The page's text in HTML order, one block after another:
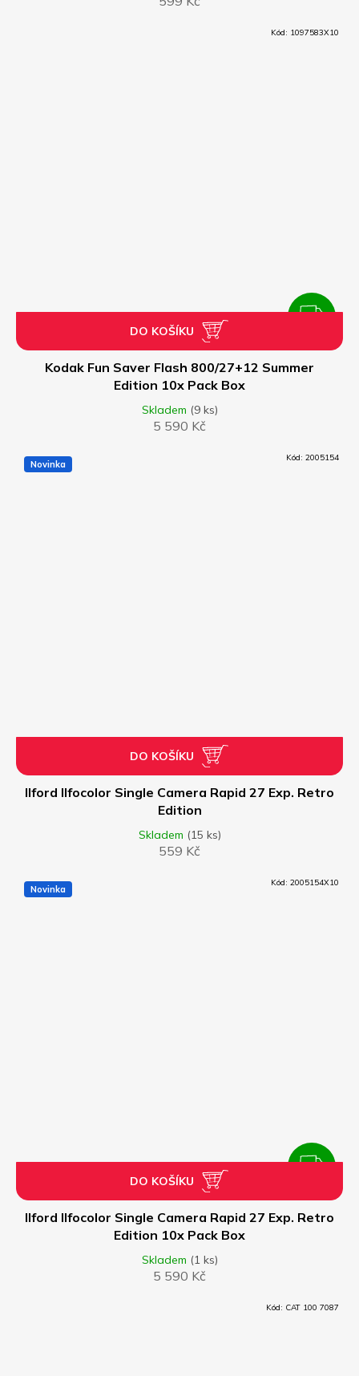
Z
D
Kodak Fun Saver Flash 800/27+12 Summer
Edition 10x Pack Box
Skladem (9 ks)
5 590 Kč
DO KOŠÍKU
Kód: 1097583X10
Novinka
Ilford Ilfocolor Single Camera Rapid 27 Exp. Retro
Edition
Skladem (15 ks)
559 Kč
DO KOŠÍKU
Kód: 2005154
Novinka
Z
D
Ilford Ilfocolor Single Camera Rapid 27 Exp. Retro
Edition 10x Pack Box
Skladem (1 ks)
5 590 Kč
DO KOŠÍKU
Kód: 2005154X10
Kód: CAT 100 7087